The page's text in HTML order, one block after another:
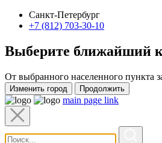
Санкт-Петербург
+7 (812) 703-30-10
Выберите ближайший
От выбранного населенного пункта
Изменить город Продолжить
main page link